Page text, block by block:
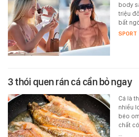
body
triệu
bất
SPORT
3 thói quen rán cá cần bỏ ngay
Cá là
nhiều
béo
chất